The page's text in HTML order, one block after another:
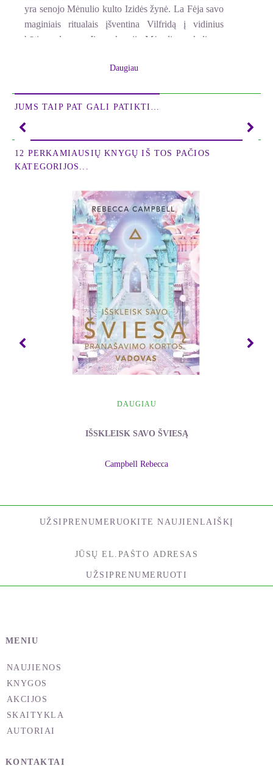
yra senojo Mėnulio kulto Izidės žynė. La Fėja savo
maginiais ritualais įšventina Vilfridą į vidinius
būties planus. Ji moko jį Mėnulio sukeliamų
Kai la Fėja paslaptingai prapuola, Vilfridas,
ritualus ir kartu su Vilfridu pasiekti darnios vyro ir
Visų herojų veiksmus persmelkia ir tik jai žinoma
Vakarų ezoterinės minties žinovai šį Dion Fortune
kūrinį vertina ne tik kaip vertingiausią rašytojos
romaną, bet ir kaip vieną geriausių ezoterinių
Daugiau
JUMS TAIP PAT GALI PATIKTI…
12 PERKAMIAUSIŲ KNYGŲ IŠ TOS PAČIOS
KATEGORIJOS...
DAUGIAU
IŠSKLEISK SAVO ŠVIESĄ
Campbell Rebecca
UŽSIPRENUMERUOKITE NAUJIENLAIŠKĮ
UŽSIPRENUMERUOTI
MENIU
NAUJIENOS
KNYGOS
AKCIJOS
SKAITYKLA
AUTORIAI
KONTAKTAI